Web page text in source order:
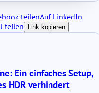
teilenAuf LinkedIn
teilen Link kopieren
Ein einfaches Setup,
HDR verhindert